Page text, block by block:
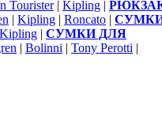
Tourister| Kipling |
| Kipling | Roncato |
Kipling | СУМКИ ДЛЯ
| Bolinni | Tony Perotti |